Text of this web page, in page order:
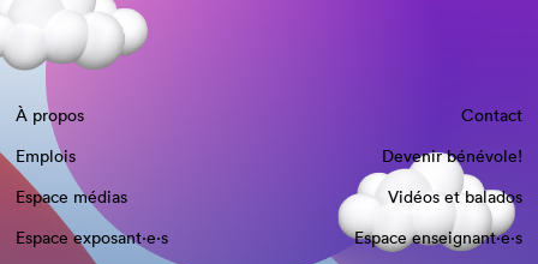
À propos
Contact
Emplois
Devenir bénévole!
Espace médias
Vidéos et balados
Espace exposant·e⋅s
Espace enseignant·e⋅s